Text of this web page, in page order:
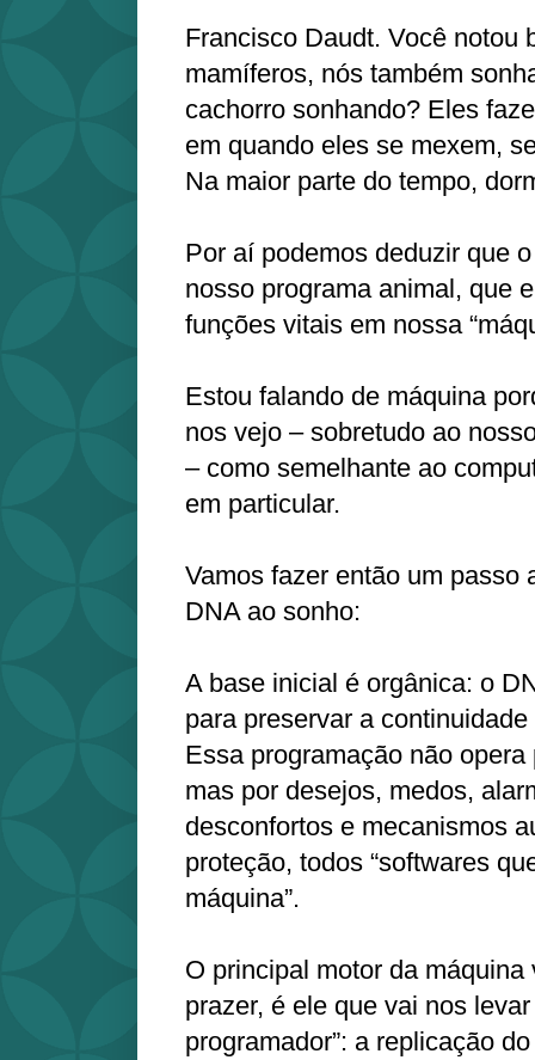
Francisco Daudt. Você notou
mamíferos, nós também
cachorro sonhando? Eles
em quando eles se mexem,
Na maior parte do tempo,
Por aí podemos deduzir que
nosso programa animal, que
funções vitais em nossa
Estou falando de máquina
nos vejo – sobretudo ao
– como semelhante ao
em particular.
Vamos fazer então um passo
DNA ao sonho:
A base inicial é orgânica: o
para preservar a
Essa programação não
mas por desejos, medos,
desconfortos e mecanismos
proteção, todos “softwares
máquina”.
O principal motor da
prazer, é ele que vai nos
programador”: a replicação